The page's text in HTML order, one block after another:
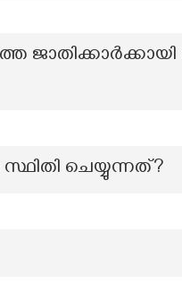
ചെയ്യുന്നത്?